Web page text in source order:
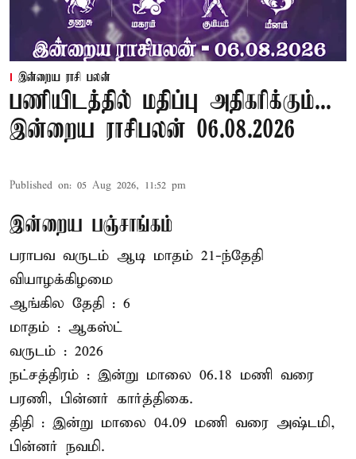
இன்றைய ராசி பலன்
பணியிடத்தில் மதிப்பு அதிகரிக்கும்...
இன்றைய ராசிபலன் 06.08.2026
Published on: 05 Aug 2026, 11:52 pm
இன்றைய பஞ்சாங்கம்
பராபவ வருடம் ஆடி மாதம் 21-ந்தேதி
வியாழக்கிழமை
ஆங்கில தேதி : 6
மாதம் : ஆகஸ்ட்
வருடம் : 2026
நட்சத்திரம் : இன்று மாலை 06.18 மணி வரை
பரணி, பின்னர் கார்த்திகை.
திதி : இன்று மாலை 04.09 மணி வரை அஷ்டமி,
பின்னர் நவமி.